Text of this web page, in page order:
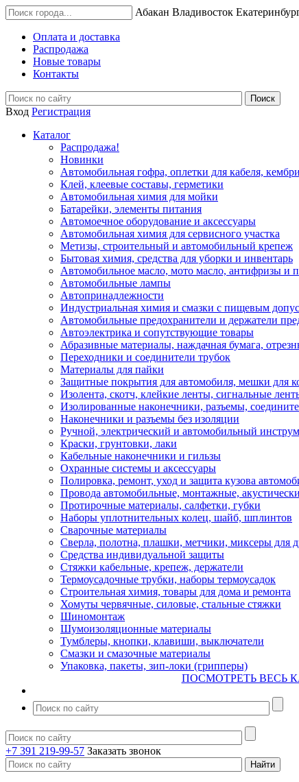
Абакан Владивосток
Оплата и доставка
Распродажа
Новые товары
Контакты
Вход Регистрация
Каталог
Распродажа!
Новинки
Автомобильная гофра, оплетки для кабеля,
Клей, клеевые составы, герметики
Автомобильная химия для мойки
Батарейки, элементы питания
Автомоечное оборудование и аксессуары
Автомобильная химия для сервисного участка
Метизы, строительный и автомобильный крепеж
Бытовая химия, средства для уборки и инвентарь
Автомобильное масло, мото масло, антифризы и
Автомобильные лампы
Автопринадлежности
Индустриальная химия и смазки с пищевым
Автомобильные предохранители и держатели
Автоэлектрика и сопутствующие товары
Абразивные материалы, наждачная бумага,
Переходники и соединители трубок
Материалы для пайки
Защитные покрытия для автомобиля, мешки для
Изолента, скотч, клейкие ленты, сигнальные
Изолированные наконечники, разъемы,
Наконечники и разъемы без изоляции
Ручной, электрический и автомобильный
Краски, грунтовки, лаки
Кабельные наконечники и гильзы
Охранные системы и аксессуары
Полировка, ремонт, уход и защита кузова
Провода автомобильные, монтажные,
Протирочные материалы, салфетки, губки
Наборы уплотнительных колец, шайб, шплинтов
Сварочные материалы
Сверла, полотна, плашки, метчики, миксеры для
Средства индивидуальной защиты
Стяжки кабельные, крепеж, держатели
Термоусадочные трубки, наборы термоусадок
Строительная химия, товары для дома и ремонта
Хомуты червячные, силовые, стальные стяжки
Шиномонтаж
Шумоизоляционные материалы
Тумблеры, кнопки, клавиши, выключатели
Смазки и смазочные материалы
Упаковка, пакеты, зип-локи (грипперы)
ПОСМОТРЕТЬ ВЕСЬ
+7 391 219-99-57 Заказать звонок